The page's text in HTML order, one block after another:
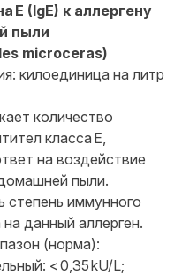
E (IgE) к аллергену
пыли
microceras)
килоединица на литр
количество
класса E,
на воздействие
пыли.
степень иммунного
данный аллерген.
(норма):
< 0,35 kU/L;